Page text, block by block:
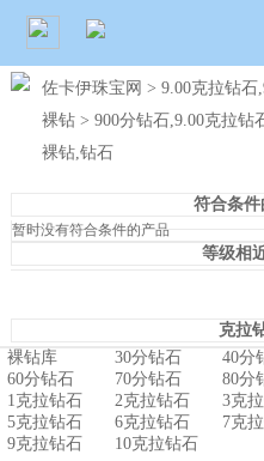
佐卡伊珠宝网 > 9.00克拉钻石
裸钻 > 900分钻石,9.00克拉
裸钻,钻石
符合条
暂时没有符合条件的产品
等级相
克拉
裸钻库
30分钻石 40分
60分钻石
70分钻石 80分
1克拉钻石
2克拉钻石 3克
5克拉钻石
6克拉钻石 7克
9克拉钻石
10克拉钻石